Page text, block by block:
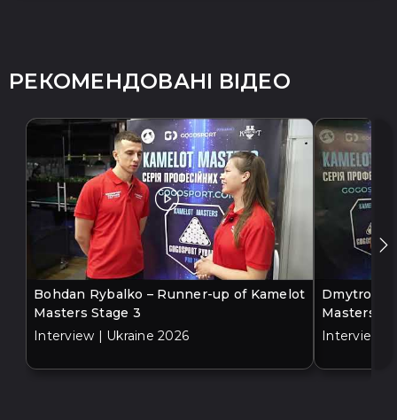
РЕКОМЕНДОВАНІ ВІДЕО
Bohdan Rybalko – Runner-up of Kamelot
Masters Stage 3
Interview | Ukraine 2026
Dmytro
Masters
Interview |